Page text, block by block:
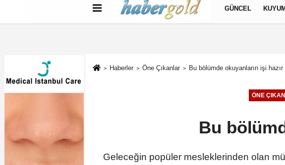
Türkçe English العربيةGÜNCEL
Haberler Öne Çıkanlar Bu bölümde okuyanların işi hazır
ÖNE
Bu
Geleceğin popüler mesleklerinden olan